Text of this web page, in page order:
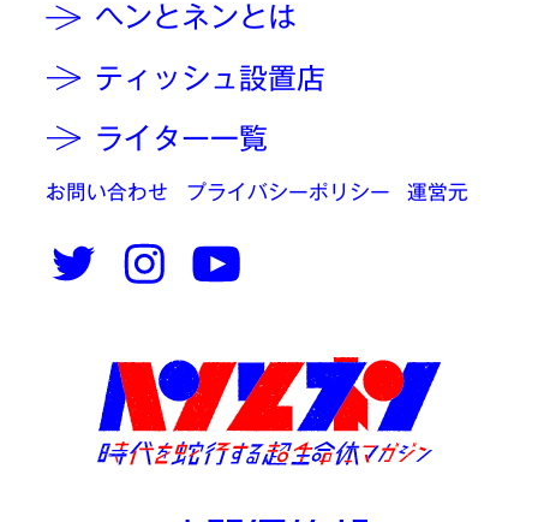
ヘンとネンとは
ティッシュ設置店
ライター一覧
お問い合わせ プライバシーポリシー 運営元